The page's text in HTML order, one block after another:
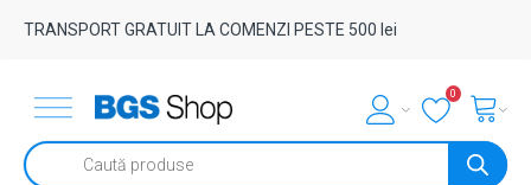
TRANSPORT GRATUIT LA COMENZI PESTE 500 lei
0
Products
search